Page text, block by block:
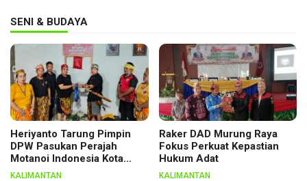
SENI & BUDAYA
Heriyanto Tarung Pimpin
DPW Pasukan Perajah
Motanoi Indonesia Kota
Palangka Raya, Dikukuhkan
KALIMANTAN
Raker DAD Murung Raya
Fokus Perkuat Kepastian
Hukum Adat
KALIMANTAN